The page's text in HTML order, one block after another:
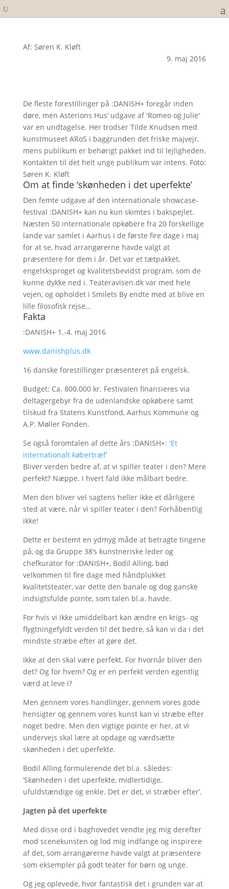
Af: Søren K. Kløft
9. maj 2016
De fleste forestillinger på :DANISH+ foregår inden
døre, men Asterions Hus’ udgave af 'Romeo og Julie'
var en undtagelse. Her trodser Tilde Knudsen med
kunstmuseet ARoS i baggrunden det friske majvejr,
mens publikum er behørigt pakket ind til lejligheden.
Kontakten til det helt unge publikum var intens. Foto:
Søren K. Kløft
Om at finde ‘skønheden i det uperfekte’
Den femte udgave af den internationale showcase-
festival :DANISH+ kan nu kun skimtes i bakspejlet.
Næsten 50 internationale opkøbere fra 20 forskellige
lande var samlet i Aarhus i de første fire dage i maj
for at se, hvad arrangørerne havde valgt at
præsentere for dem i år. Det var et tætpakket,
engelsksproget og kvalitetsbevidst program, som de
kunne dykke ned i. Teateravisen.dk var med hele
vejen, og opholdet i Smilets By endte med at blive en
lille filosofisk rejse…
Fakta
:DANISH+ 1.-4. maj 2016
www.danishplus.dk
16 danske forestillinger præsenteret på engelsk.
Budget: Ca. 800.000 kr. Festivalen finansieres via
deltagergebyr fra de udenlandske opkøbere samt
tilskud fra Statens Kunstfond, Aarhus Kommune og
A.P. Møller Fonden.
Se også foromtalen af dette års :DANISH+: 'Et
internationalt købertræf'
Bliver verden bedre af, at vi spiller teater i den? Mere
perfekt? Næppe. I hvert fald ikke målbart bedre.
Men den bliver vel sagtens heller ikke et dårligere
sted at være, når vi spiller teater i den? Forhåbentlig
ikke!
Dette er bestemt en ydmyg måde at betragte tingene
på, og da Gruppe 38’s kunstneriske leder og
chefkurator for :DANISH+, Bodil Alling, bød
velkommen til fire dage med håndplukket
kvalitetsteater, var dette den banale og dog ganske
indsigtsfulde pointe, som talen bl.a. havde.
For hvis vi ikke umiddelbart kan ændre en krigs- og
flygtningefyldt verden til det bedre, så kan vi da i det
mindste stræbe efter at gøre det.
Ikke at den skal være perfekt. For hvornår bliver den
det? Og for hvem? Og er en perfekt verden egentlig
værd at leve i?
Men gennem vores handlinger, gennem vores gode
hensigter og gennem vores kunst kan vi stræbe efter
noget bedre. Men den vigtige pointe er her, at vi
undervejs skal lære at opdage og værdsætte
skønheden i det uperfekte.
Bodil Alling formulerende det bl.a. således:
’Skønheden i det uperfekte, midlertidige,
ufuldstændige og enkle. Det er det, vi stræber efter’.
Jagten på det uperfekte
Med disse ord i baghovedet vendte jeg mig derefter
mod scenekunsten og lod mig indfange og inspirere
af det, som arrangørerne havde valgt at præsentere
som eksempler på godt teater for børn og unge.
Og jeg oplevede, hvor fantastisk det i grunden var at